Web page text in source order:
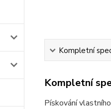
Kompletní
Kompletní
Pískování